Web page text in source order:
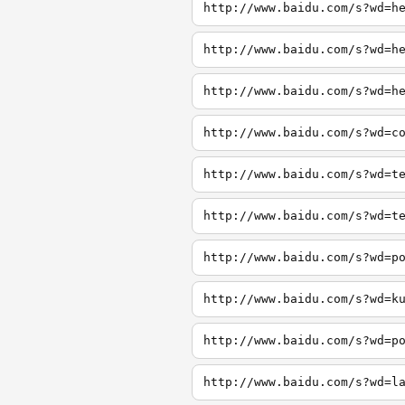
http://www.baidu.com/
http://www.baidu.com/
http://www.baidu.com/
http://www.baidu.com/
http://www.baidu.com/
http://www.baidu.com/
http://www.baidu.com/
http://www.baidu.com/
http://www.baidu.com/
http://www.baidu.com/